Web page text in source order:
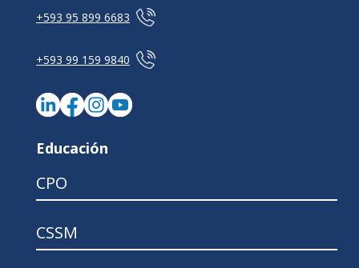
+593 95 899 6683
+593 99 159 9840
Educación
CPO
CSSM